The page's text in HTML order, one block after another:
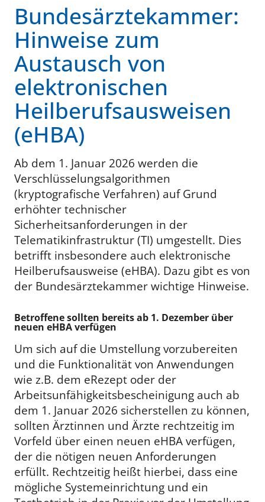
Bundesärztekammer:
Hinweise zum
Austausch von
elektronischen
Heilberufsausweisen
(eHBA)
Ab dem 1. Januar 2026 werden die
Verschlüsselungsalgorithmen
(kryptografische Verfahren) auf Grund
erhöhter technischer
Sicherheitsanforderungen in der
Telematikinfrastruktur (TI) umgestellt. Dies
betrifft insbesondere auch elektronische
Heilberufsausweise (eHBA). Dazu gibt es von
der Bundesärztekammer wichtige Hinweise.
Betroffene sollten bereits ab 1. Dezember über
neuen eHBA verfügen
Um sich auf die Umstellung vorzubereiten
und die Funktionalität von Anwendungen
wie z.B. dem eRezept oder der
Arbeitsunfähigkeitsbescheinigung auch ab
dem 1. Januar 2026 sicherstellen zu können,
sollten Ärztinnen und Ärzte rechtzeitig im
Vorfeld über einen neuen eHBA verfügen,
der die nötigen neuen Anforderungen
erfüllt. Rechtzeitig heißt hierbei, dass eine
mögliche Systemeinrichtung und ein